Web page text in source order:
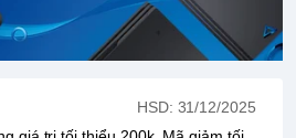
HSD: 31/12/2025